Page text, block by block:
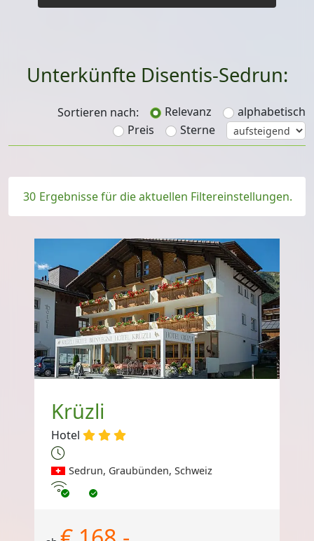
Unterkünfte Disentis-Sedrun:
Sortieren nach: Relevanz
alphabetisch
Preis
Sterne
30 Ergebnisse für die aktuellen Filtereinstellungen.
Krüzli
Hotel
Sedrun, Graubünden, Schweiz
Internet